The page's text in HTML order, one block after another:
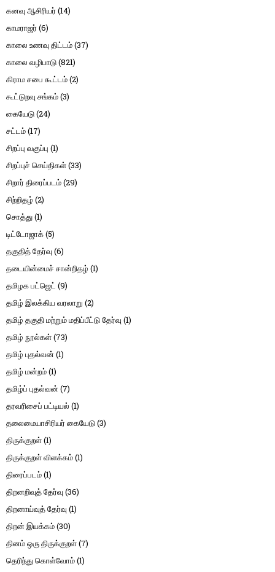
கனவு ஆசிரியர் (14)
காமராஜர் (6)
காலை உணவு திட்டம்(37)
காலை வழிபாடு(821)
கிராம சபை கூட்டம்(2)
கூட்டுறவு சங்கம்(3)
கையேடு(24)
சட்டம்(17)
சிறப்பு வகுப்பு (1)
சிறப்புச் செய்திகள்(33)
சிறார் திரைப்படம்(29)
சிற்றிதழ் (2)
சொத்து(1)
டிட்டோஜாக்(5)
தகுதித் தேர்வு (6)
தடையின்மைச் சான்றிதழ் (1)
தமிழக பட்ஜெட் (9)
தமிழ் இலக்கிய வரலாறு (2)
தமிழ் தகுதி மற்றும் மதிப்பீட்டு தேர்வு (1)
தமிழ் நூல்கள்(73)
தமிழ் புதல்வன் (1)
தமிழ் மன்றம்(1)
தமிழ்ப் புதல்வன் (7)
தரவரிசைப் பட்டியல் (1)
தலைமையாசிரியர் கையேடு(3)
திருக்குறள்(1)
திருக்குறள் விளக்கம்(1)
திரைப்படம்(1)
திறனறிவுத் தேர்வு (36)
திறனாய்வுத் தேர்வு (1)
திறன் இயக்கம்(30)
தினம் ஒரு திருக்குறள்(7)
தெரிந்து கொள்வோம்(1)